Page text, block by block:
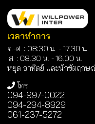
เวลาทำการ
จ.-ศ. : 08:30 น. - 17.30 น.
ส. : 08.30 น. -16.00 น.
หยุด อาทิตย์ และนักขัตฤกษ
โทร.
094-997-0022
094-294-8929
061-237-5272